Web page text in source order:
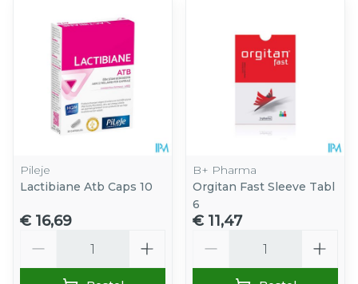
Pileje
Lactibiane Atb Caps 10
€ 16,69
B+ Pharma
Orgitan Fast Sleeve Tabl
6
€ 11,47